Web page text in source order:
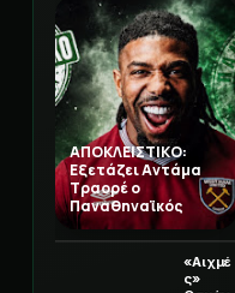
ΑΠΟΚΛΕΙΣΤΙΚΟ:
Εξετάζει Αντάμα
Τραορέ ο
Παναθηναϊκός
«Αιχμέ
ς»